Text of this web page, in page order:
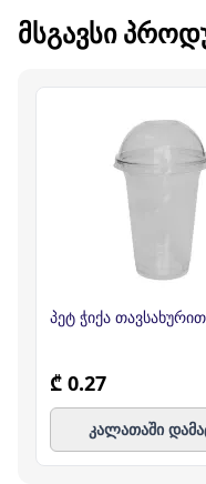
ᲛᲡᲒᲐᲕᲡᲘ
პეტ ჭიქა
₾ 0.27
კალათაში